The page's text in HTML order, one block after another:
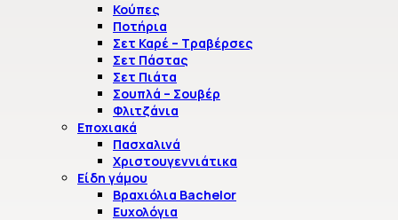
Κούπες
Ποτήρια
Σετ Καρέ – Τραβέρσες
Σετ Πάστας
Σετ Πιάτα
Σουπλά – Σουβέρ
Φλιτζάνια
Εποχιακά
Πασχαλινά
Χριστουγεννιάτικα
Είδη γάμου
Βραχιόλια Bachelor
Ευχολόγια